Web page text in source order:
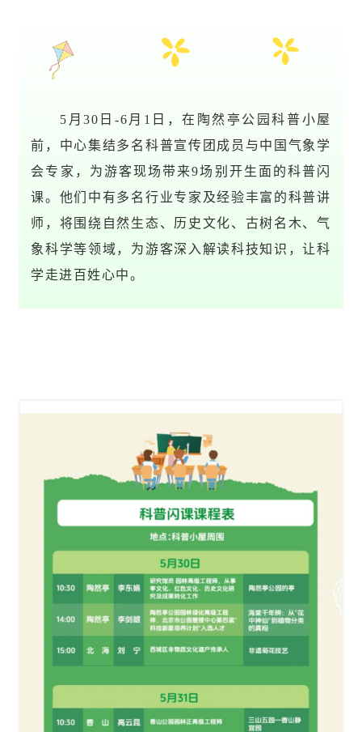
5月30日-6月1日，在陶然亭公园科普小屋
前，中心集结多名科普宣传团成员与中国气象学
会专家，为游客现场带来9场别开生面的科普闪
课。他们中有多名行业专家及经验丰富的科普讲
师，将围绕自然生态、历史文化、古树名木、气
象科学等领域，为游客深入解读科技知识，让科
学走进百姓心中。